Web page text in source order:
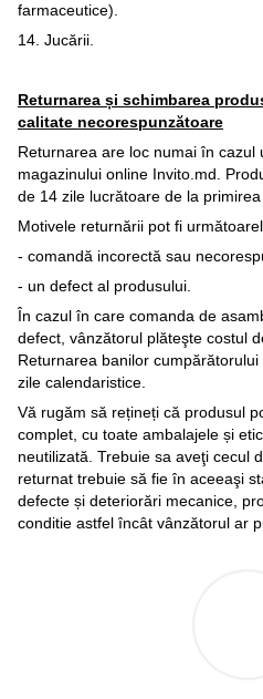
farmaceutice).
14. Jucării.
Returnarea și schimbarea
calitate necorespunzătoare
Returnarea are loc numai în cazul
magazinului online Invito.md.
de 14 zile lucrătoare de la
Motivele returnării pot fi
- comandă incorectă sau
- un defect al produsului.
În cazul în care comanda de
defect, vânzătorul plăteşte costul
Returnarea banilor
zile calendaristice.
Vă rugăm să rețineți că produsul
complet, cu toate ambalajele și
neutilizată. Trebuie sa aveţi cecul
returnat trebuie să fie în aceeaşi
defecte și deteriorări mecanice,
conditie astfel încât vânzătorul ar